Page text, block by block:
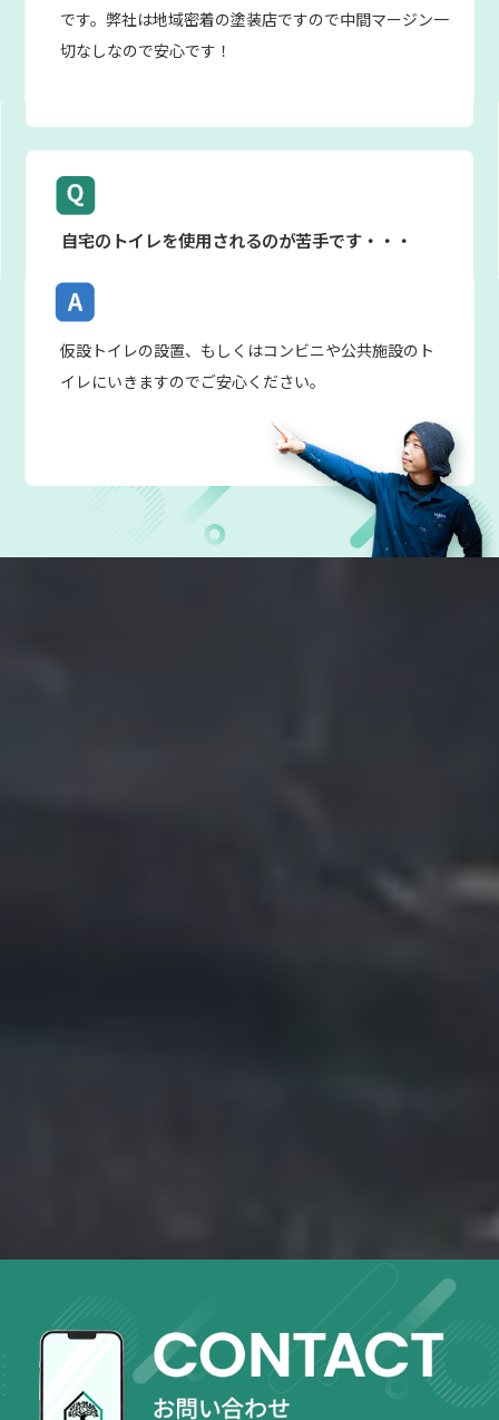
です。弊社は地域密着の塗装店ですので中間マージン一
切なしなので安心です！
自宅のトイレを使用されるのが苦手です・・・
仮設トイレの設置、もしくはコンビニや公共施設のト
イレにいきますのでご安心ください。